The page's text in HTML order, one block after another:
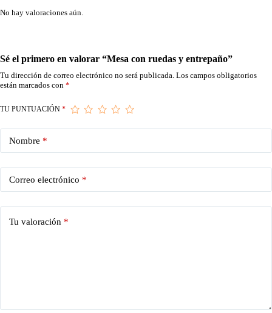
No hay valoraciones aún.
Sé el primero en valorar “Mesa con ruedas y entrepaño”
Tu dirección de correo electrónico no será publicada. Los campos obligatorios
están marcados con *
TU PUNTUACIÓN *
Nombre *
Correo electrónico *
Tu valoración *